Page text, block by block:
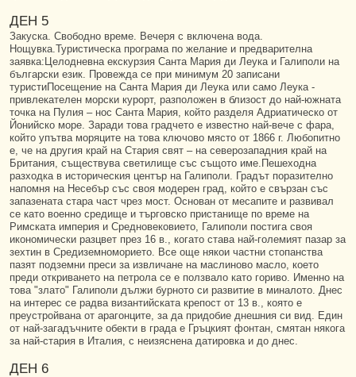
ДЕН 5
Закуска. Свободно време. Вечеря с включена вода.
Нощувка.Туристическа програма по желание и предварителна
заявка:Целодневна екскурзия Санта Мария ди Леука и Галиполи на
български език. Провежда се при минимум 20 записани
туристиПосещение на Санта Мария ди Леука или само Леука -
привлекателен морски курорт, разположен в близост до най-южната
точка на Пулия – нос Санта Мария, който разделя Адриатическо от
Йонийско море. Заради това градчето е известно най-вече с фара,
който упътва моряците на това ключово място от 1866 г. Любопитно
е, че на другия край на Стария свят – на северозападния край на
Британия, съществува светилище със същото име.Пешеходна
разходка в историческия център на Галиполи. Градът поразително
напомня на Несебър със своя модерен град, който е свързан със
запазената стара част чрез мост. Основан от месапите и развивал
се като военно средище и търговско пристанище по време на
Римската империя и Средновековието, Галиполи постига своя
икономически разцвет през 16 в., когато става най-големият пазар за
зехтин в Средиземноморието. Все още някои частни стопанства
пазят подземни преси за извличане на маслиново масло, което
преди откриването на петрола се е ползвало като гориво. Именно на
това "злато" Галиполи дължи бурното си развитие в миналото. Днес
на интерес се радва византийската крепост от 13 в., която е
преустройвана от арагонците, за да придобие днешния си вид. Един
от най-загадъчните обекти в града е Гръцкият фонтан, смятан някога
за най-стария в Италия, с неизяснена датировка и до днес.
ДЕН 6